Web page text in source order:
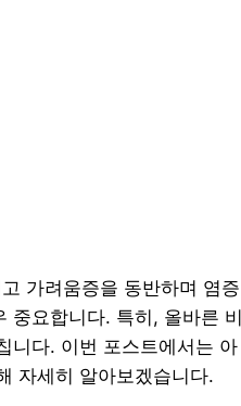
가려움증을 동반하며 염증
중요합니다. 특히, 올바른 비
니다. 이번 포스트에서는 아
자세히 알아보겠습니다.